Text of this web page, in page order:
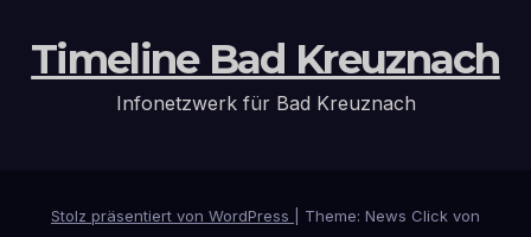
Timeline Bad Kreuznach
Infonetzwerk für Bad Kreuznach
Stolz präsentiert von WordPress Theme: News Click von